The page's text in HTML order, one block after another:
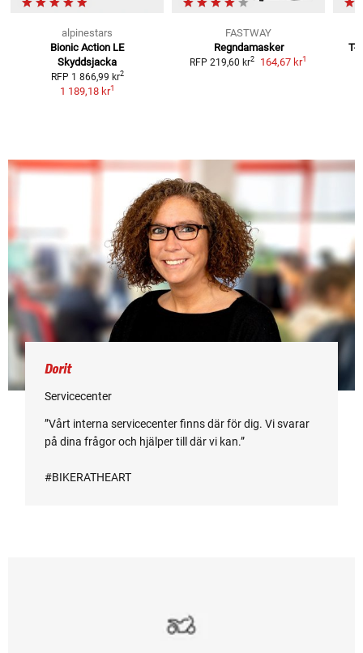
alpinestars
Bionic Action LE
Skyddsjacka
RFP 1 866,99 kr2
1 189,18 kr1
FASTWAY
Regndamasker
RFP 219,60 kr2 164,67 kr1
T-
Dorit
Servicecenter
”Vårt interna servicecenter finns där för dig. Vi svarar
på dina frågor och hjälper till där vi kan.”
#BIKERATHEART